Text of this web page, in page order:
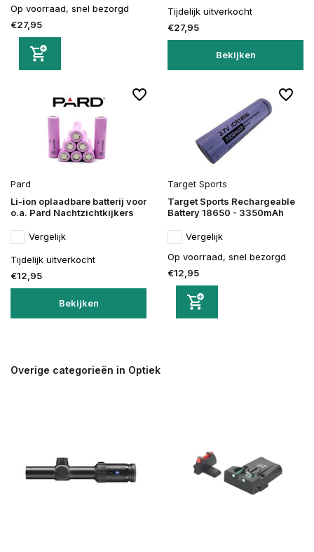
Op voorraad, snel bezorgd
€27,95
Tijdelijk uitverkocht
€27,95
Bekijken
Pard
Li-ion oplaadbare batterij voor
o.a. Pard Nachtzichtkijkers
Vergelijk
Tijdelijk uitverkocht
€12,95
Bekijken
Target Sports
Target Sports Rechargeable
Battery 18650 - 3350mAh
Vergelijk
Op voorraad, snel bezorgd
€12,95
Overige categorieën in Optiek